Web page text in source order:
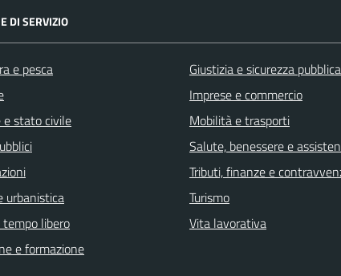
DI SERVIZIO
e pesca
e stato civile
urbanistica
libero
e formazione
Giustizia e sicurezza pubblica
Imprese e commercio
Mobilità e trasporti
Salute, benessere e
Tributi, finanze e
Turismo
Vita lavorativa